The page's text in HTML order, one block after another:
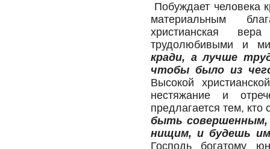
Побуждает человека
материальным
христианская
трудолюбивыми и
кради, а лучше
чтобы было из
Высокой
нестяжание и
предлагается тем,
быть совершенным,
нищим, и будешь
Господь богатому